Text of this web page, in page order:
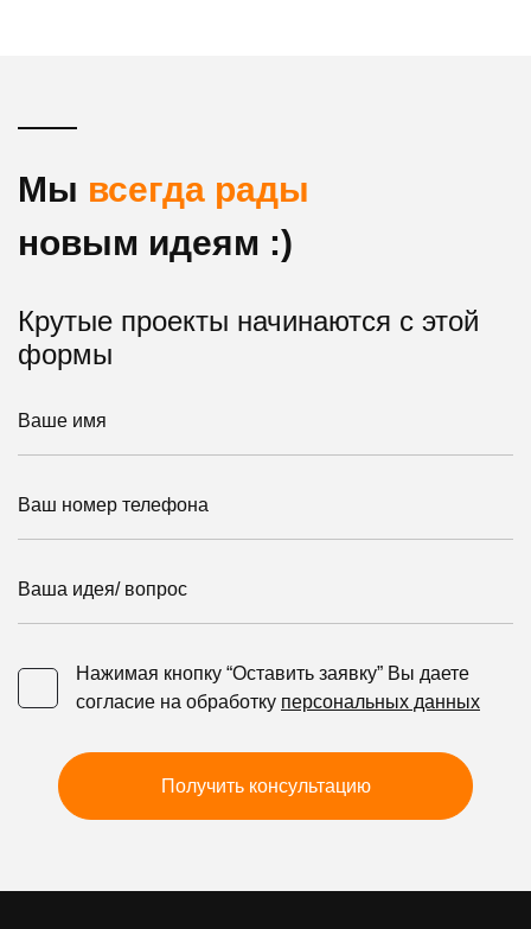
Мы всегда рады
новым идеям :)
Крутые проекты начинаются с этой
формы
Ваше имя
Ваш номер телефона
Ваша идея/ вопрос
Нажимая кнопку “Оставить заявку” Вы даете
Нажимая кнопку “Оставить заявку” Вы даете
согласие на обработку персональных данных
Получить консультацию